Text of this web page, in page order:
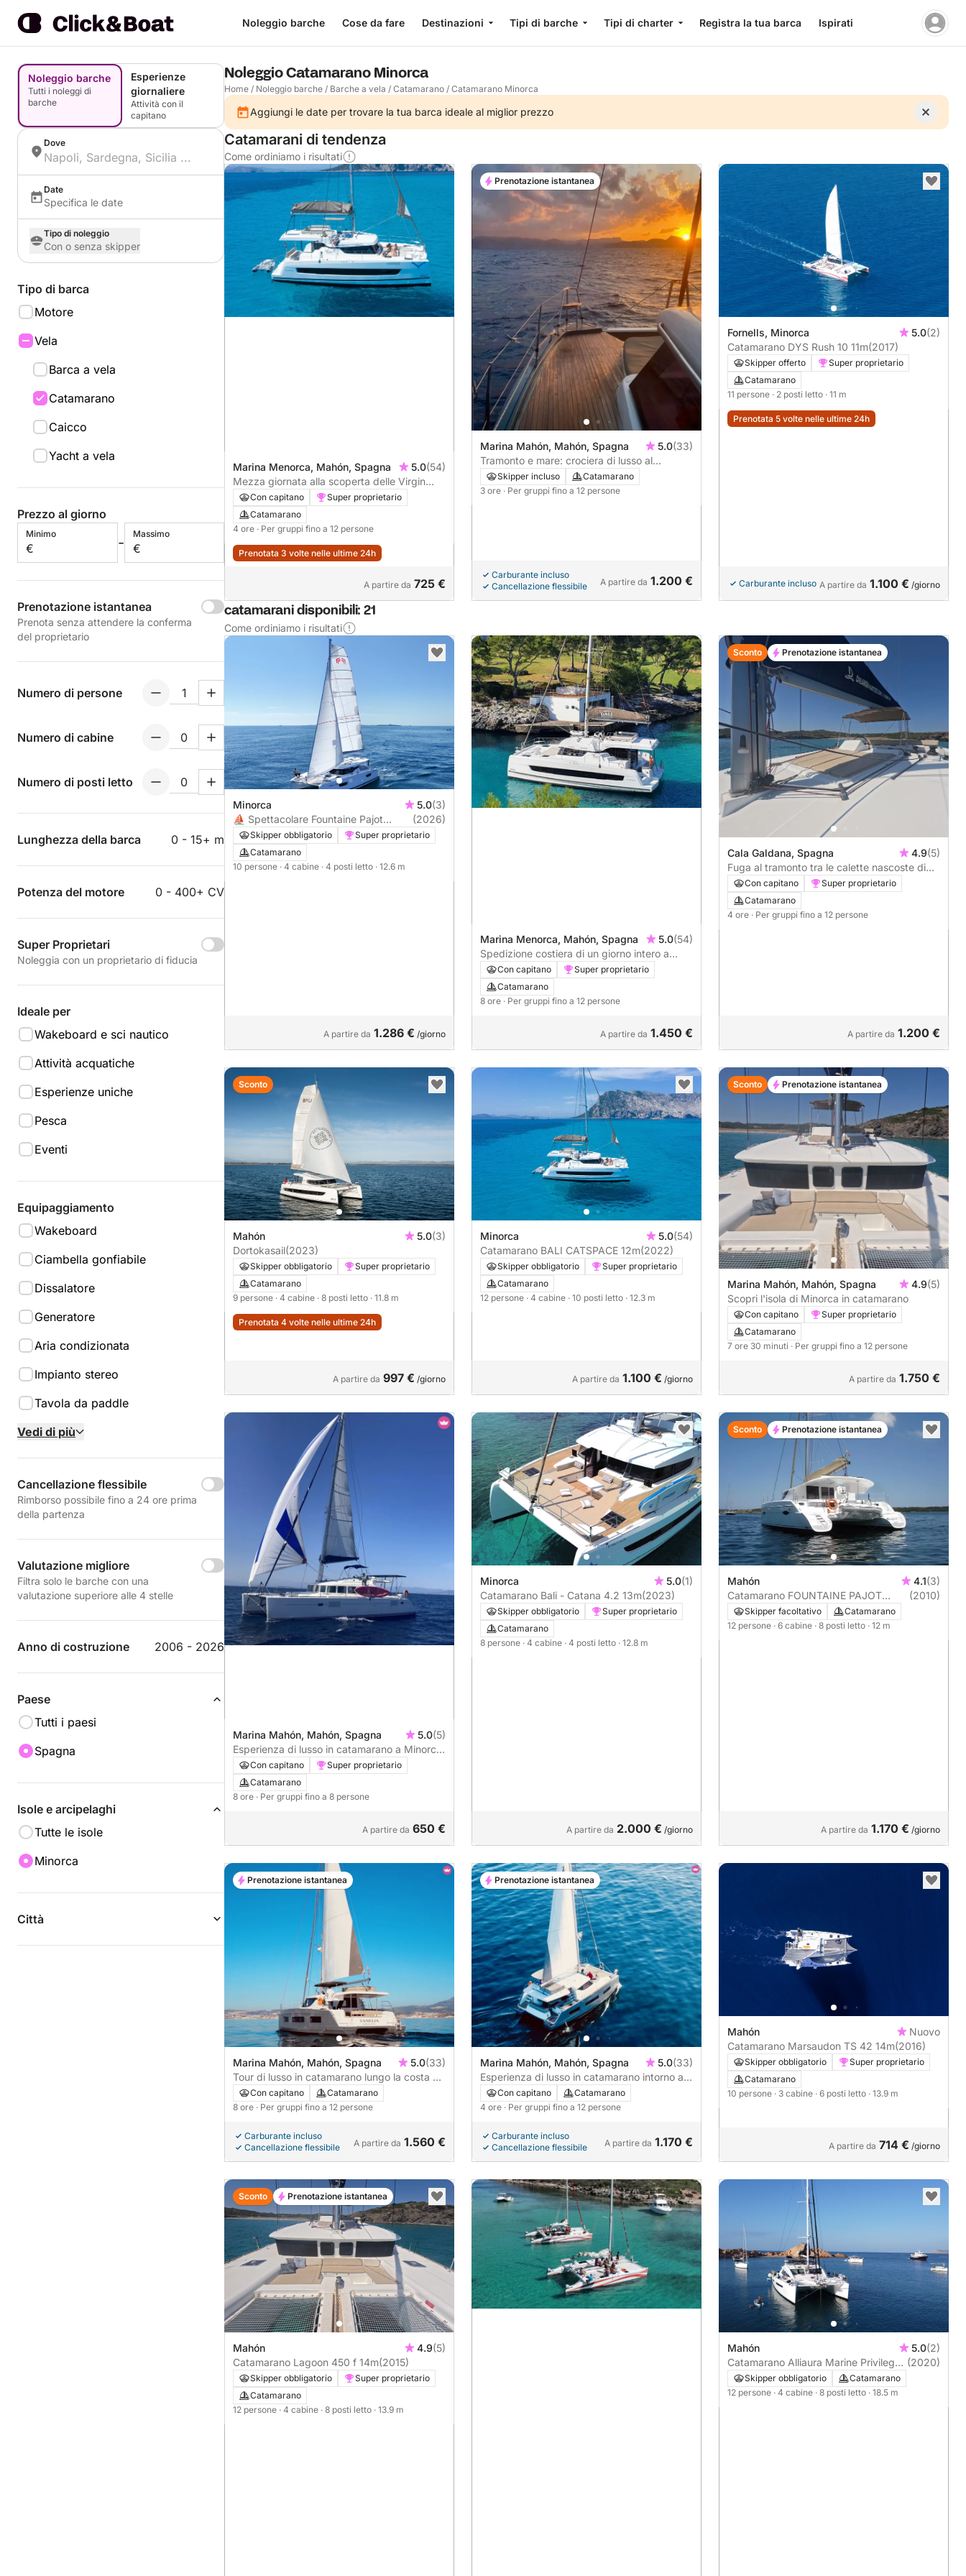
Noleggio barche Cose da fare Destinazioni Tipi di barche Tipi di charter Registra la tua barca Ispirati
Noleggio barche
Tutti i noleggi di
barche
Esperienze
giornaliere
Attività con il
capitano
Dove
Date
Specifica le date
Tipo di noleggio
Con o senza skipper
Tipo di barca
Motore
Vela
Barca a vela
Catamarano
Caicco
Yacht a vela
Prezzo al giorno
Minimo
€ -
Massimo
€
Prenotazione istantanea
Prenota senza attendere la conferma
del proprietario
Numero di persone
Numero di cabine
Numero di posti letto
Lunghezza della barca 0 - 15+ m
Potenza del motore 0 - 400+ CV
Super Proprietari
Noleggia con un proprietario di fiducia
Ideale per
Wakeboard e sci nautico
Attività acquatiche
Esperienze uniche
Pesca
Eventi
Equipaggiamento
Wakeboard
Ciambella gonfiabile
Dissalatore
Generatore
Aria condizionata
Impianto stereo
Tavola da paddle
Vedi di più
Cancellazione flessibile
Rimborso possibile fino a 24 ore prima
della partenza
Valutazione migliore
Filtra solo le barche con una
valutazione superiore alle 4 stelle
Anno di costruzione 2006 - 2026
Paese
Tutti i paesi
Spagna
Isole e arcipelaghi
Tutte le isole
Minorca
Città
Noleggio Catamarano Minorca
Home / Noleggio barche / Barche a vela / Catamarano / Catamarano Minorca
Aggiungi le date per trovare la tua barca ideale al miglior prezzo
Catamarani di tendenza
Come ordiniamo i risultati
Marina Menorca, Mahón, Spagna 5.0(54)
Mezza giornata alla scoperta delle Virgin
CovesCon capitano
Super proprietario
Catamarano
4 ore · Per gruppi fino a 12 persone
Prenotata 3 volte nelle ultime 24h
A partire da 725 €
Marina Mahón, Mahón, Spagna 5.0(33)
Tramonto e mare: crociera di lusso al
tramonto al largo di Minorca
Skipper incluso
Catamarano
3 ore · Per gruppi fino a 12 persone
Carburante incluso
Cancellazione flessibile
A partire da 1.200 €
Prenotazione istantanea
Fornells, Minorca 5.0(2)
Catamarano DYS Rush 10 11m(2017)
Skipper offerto
Super proprietario
Catamarano
11 persone · 2 posti letto · 11 m
Prenotata 5 volte nelle ultime 24h
Carburante incluso A partire da 1.100 € /giorno
catamarani disponibili: 21
Come ordiniamo i risultati
Minorca 5.0(3)
⛵ Spettacolare Fountaine Pajot
Astrea 42 (Anno 2026) – Comfort e
Lusso Totale
(2026)
Skipper obbligatorio
Super proprietario
Catamarano
10 persone · 4 cabine · 4 posti letto · 12.6 m
A partire da 1.286 € /giorno
Marina Menorca, Mahón, Spagna 5.0(54)
Spedizione costiera di un giorno intero a
Minorca
Con capitano
Super proprietario
Catamarano
8 ore · Per gruppi fino a 12 persone
A partire da 1.450 €
Cala Galdana, Spagna 4.9(5)
Fuga al tramonto tra le calette nascoste di
Minorca
Con capitano
Super proprietario
Catamarano
4 ore · Per gruppi fino a 12 persone
A partire da 1.200 €
Sconto Prenotazione istantanea
Mahón 5.0(3)
Dortokasail(2023)
Skipper obbligatorio
Super proprietario
Catamarano
9 persone · 4 cabine · 8 posti letto · 11.8 m
Prenotata 4 volte nelle ultime 24h
A partire da 997 € /giorno
Sconto
Minorca 5.0(54)
Catamarano BALI CATSPACE 12m(2022)
Skipper obbligatorio
Super proprietario
Catamarano
12 persone · 4 cabine · 10 posti letto · 12.3 m
A partire da 1.100 € /giorno
Marina Mahón, Mahón, Spagna 4.9(5)
Scopri l'isola di Minorca in catamarano
Con capitano
Super proprietario
Catamarano
7 ore 30 minuti · Per gruppi fino a 12 persone
A partire da 1.750 €
Sconto Prenotazione istantanea
Marina Mahón, Mahón, Spagna 5.0(5)
Esperienza di lusso in catamarano a Minorca
– 8 ore da Mahón
Con capitano
Super proprietario
Catamarano
8 ore · Per gruppi fino a 8 persone
A partire da 650 €
Minorca 5.0(1)
Catamarano Bali - Catana 4.2 13m(2023)
Skipper obbligatorio
Super proprietario
Catamarano
8 persone · 4 cabine · 4 posti letto · 12.8 m
A partire da 2.000 € /giorno
Mahón 4.1(3)
Catamarano FOUNTAINE PAJOT
LIPARI 41 12m
(2010)
Skipper facoltativo
Catamarano
12 persone · 6 cabine · 8 posti letto · 12 m
A partire da 1.170 € /giorno
Sconto Prenotazione istantanea
Marina Mahón, Mahón, Spagna 5.0(33)
Tour di lusso in catamarano lungo la costa di
Minorca - 8 ore
Con capitano
Catamarano
8 ore · Per gruppi fino a 12 persone
Carburante incluso
Cancellazione flessibile
A partire da 1.560 €
Prenotazione istantanea
Marina Mahón, Mahón, Spagna 5.0(33)
Esperienza di lusso in catamarano intorno a
Minorca – 4 ore
Con capitano
Catamarano
4 ore · Per gruppi fino a 12 persone
Carburante incluso
Cancellazione flessibile
A partire da 1.170 €
Prenotazione istantanea
Mahón
Nuovo
Catamarano Marsaudon TS 42 14m(2016)
Skipper obbligatorio
Super proprietario
Catamarano
10 persone · 3 cabine · 6 posti letto · 13.9 m
A partire da 714 € /giorno
Mahón 4.9(5)
Catamarano Lagoon 450 f 14m(2015)
Skipper obbligatorio
Super proprietario
Catamarano
12 persone · 4 cabine · 8 posti letto · 13.9 m
Sconto Prenotazione istantanea
Mahón 5.0(2)
Catamarano Alliaura Marine Privilege
615 19m
(2020)
Skipper obbligatorio
Catamarano
12 persone · 4 cabine · 8 posti letto · 18.5 m